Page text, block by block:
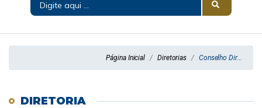
Página Inicial Diretorias Conselho Diretor
DIRETORIA